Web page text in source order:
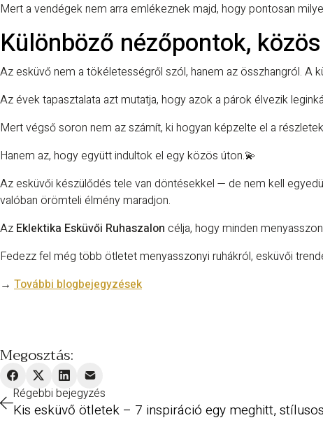
Mert a vendégek nem arra emlékeznek majd, hogy pontosan
Különböző nézőpontok,
Az esküvő nem a tökéletességről szól, hanem az összhangról.
Az évek tapasztalata azt mutatja, hogy azok a párok élvezik
Mert végső soron nem az számít, ki hogyan képzelte el a
Hanem az, hogy együtt indultok el egy közös úton.💫
Az esküvői készülődés tele van döntésekkel — de nem kell
valóban örömteli élmény maradjon.
Az Eklektika Esküvői Ruhaszalon célja, hogy minden
Fedezz fel még több ötletet menyasszonyi ruhákról, esküvői
→ További blogbejegyzések
Megosztás:
Kis esküvő ötletek – 7 inspiráció egy meghitt,
Régebbi bejegyzés